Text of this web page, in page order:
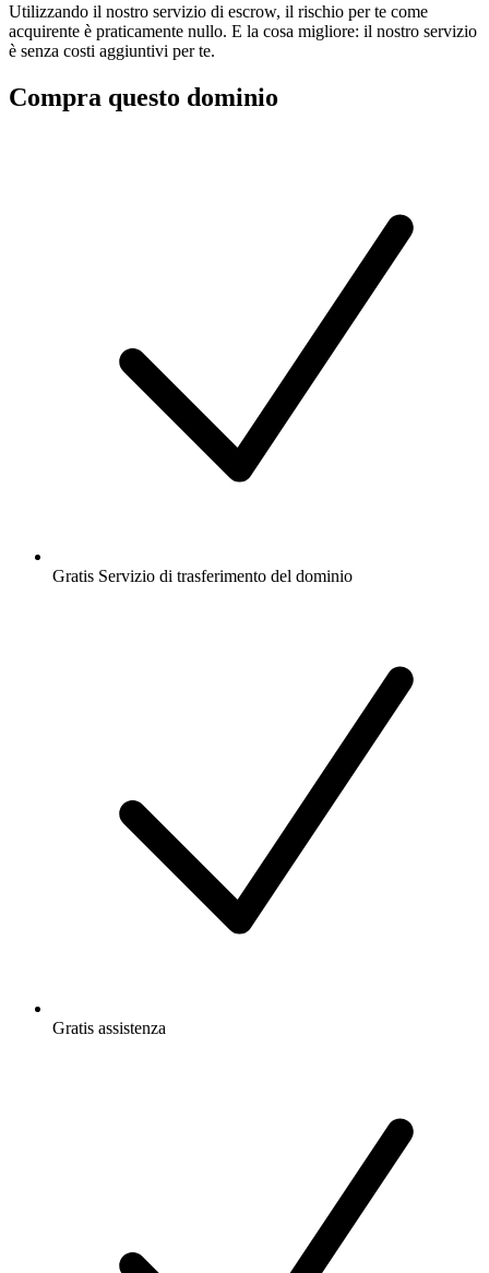
Utilizzando il nostro servizio di escrow, il rischio per te come
acquirente è praticamente nullo. E la cosa migliore: il nostro servizio
è senza costi aggiuntivi per te.
Compra questo dominio
Gratis Servizio di trasferimento del dominio
Gratis assistenza